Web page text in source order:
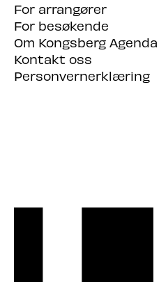
For arrangører
For besøkende
Om Kongsberg Agenda
Kontakt oss
Personvernerklæring